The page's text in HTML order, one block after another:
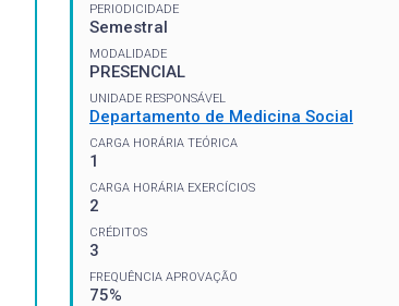
PERIODICIDADE
Semestral
MODALIDADE
PRESENCIAL
UNIDADE RESPONSÁVEL
Departamento de Medicina Social
CARGA HORÁRIA TEÓRICA
1
CARGA HORÁRIA EXERCÍCIOS
2
CRÉDITOS
3
FREQUÊNCIA APROVAÇÃO
75%